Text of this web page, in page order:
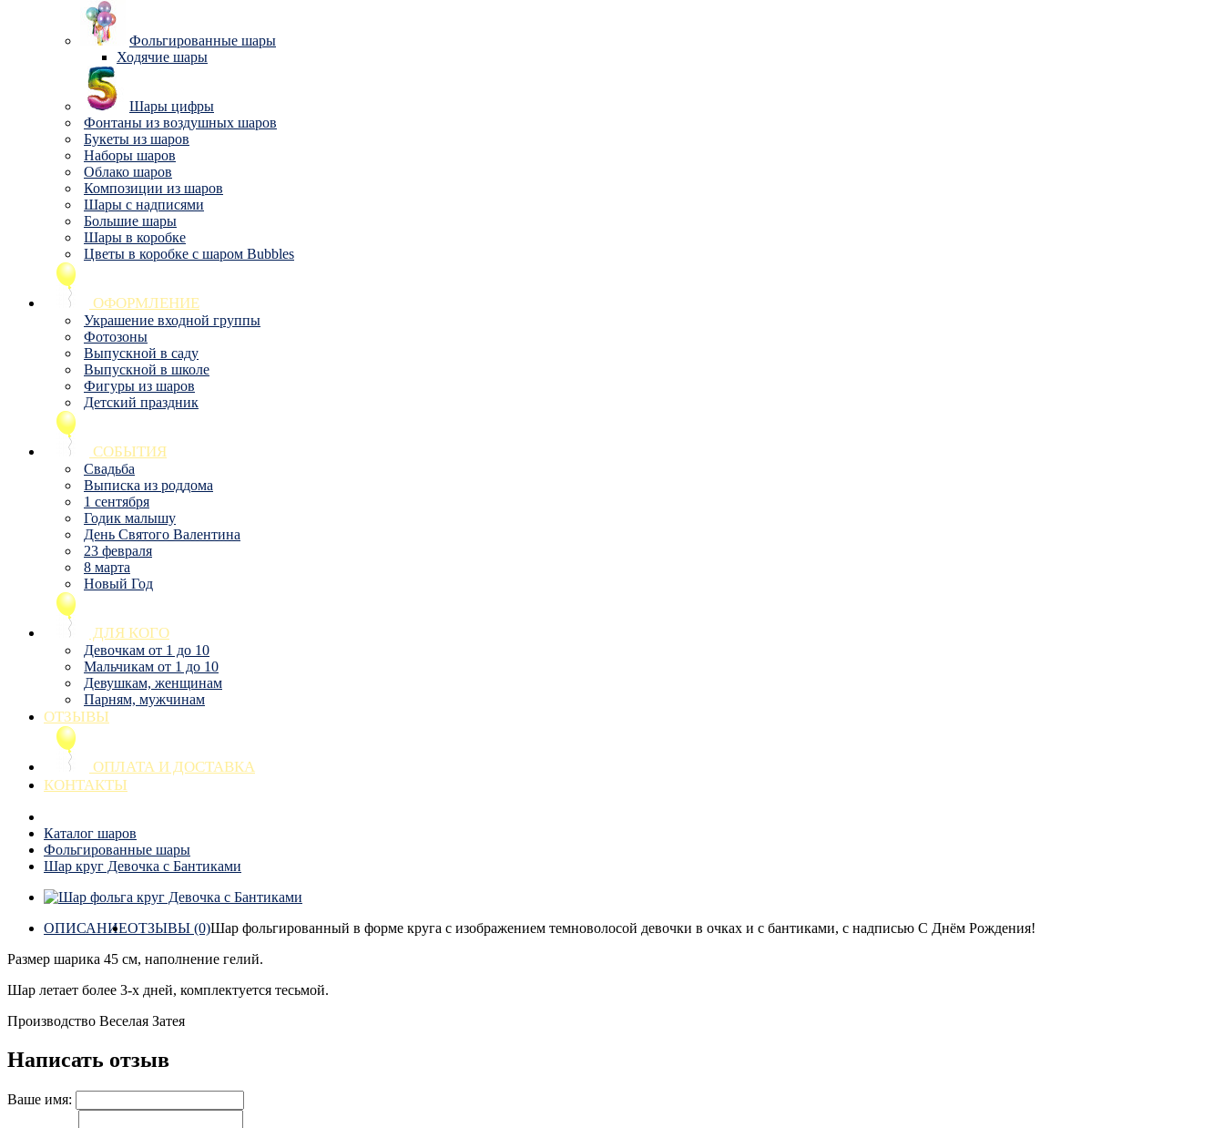
Фольгированные шары
Ходячие шары
Шары цифры
Фонтаны из воздушных шаров
Букеты из шаров
Наборы шаров
Облако шаров
Композиции из шаров
Шары с надписями
Большие шары
Шары в коробке
Цветы в коробке с шаром Bubbles
ОФОРМЛЕНИЕ
Украшение входной группы
Фотозоны
Выпускной в саду
Выпускной в школе
Фигуры из шаров
Детский праздник
СОБЫТИЯ
Свадьба
Выписка из роддома
1 сентября
Годик малышу
День Святого Валентина
23 февраля
8 марта
Новый Год
ДЛЯ КОГО
Девочкам от 1 до 10
Мальчикам от 1 до 10
Девушкам, женщинам
Парням, мужчинам
ОТЗЫВЫ
ОПЛАТА И ДОСТАВКА
КОНТАКТЫ
Каталог шаров
Фольгированные шары
Шар круг Девочка с Бантиками
ОПИСАНИЕОТЗЫВЫ (0)Шар фольгированный в форме круга с изображением темноволосой девочки в очках и с бантиками, с надписью С Днём Рождения!
Размер шарика 45 см, наполнение гелий.
Шар летает более 3-х дней, комплектуется тесьмой.
Производство Веселая Затея
Написать отзыв
Ваше имя: